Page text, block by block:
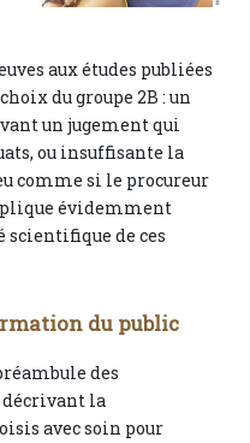
aux études publiées
du groupe 2B : un
un jugement qui
ou insuffisante la
comme si le procureur
évidemment
scientifique de ces
du public
des
décrivant la
avec soin pour